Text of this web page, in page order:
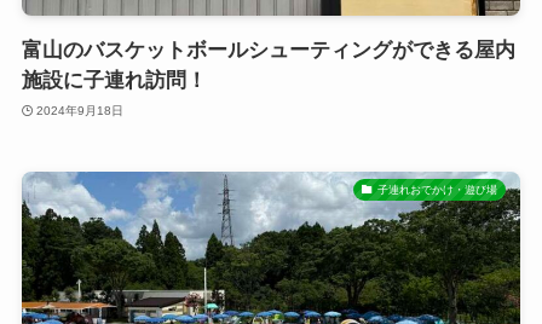
富山のバスケットボールシューティングができる屋内
施設に子連れ訪問！
2024年9月18日
子連れおでかけ・遊び場